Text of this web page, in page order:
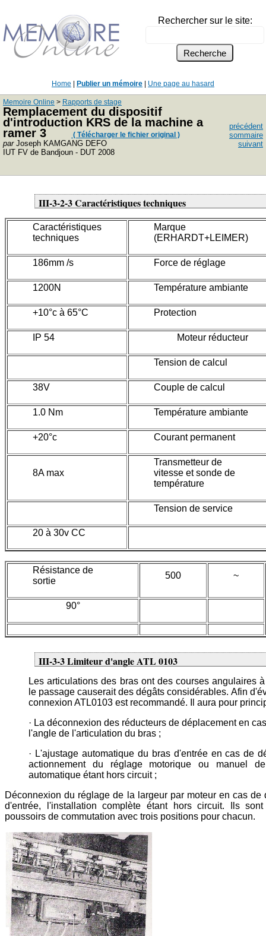
Rechercher sur le site:
Home Publier un mémoire Une page au hasard
Memoire Online > Rapports de stage
Remplacement du dispositif
d'introduction KRS de la machine a
ramer 3
( Télécharger le fichier original )
parJoseph KAMGANG DEFO
IUT FV de Bandjoun - DUT 2008
précédent
sommaire
suivant
III-3-2-3 Caractéristiques techniques
Caractéristiques
techniques
Marque
(ERHARDT+LEIMER)
186mm /s Force de réglage
1200N Température ambiante
+10°c à 65°C Protection
IP 54 Moteur réducteur
Tension de calcul
38V Couple de calcul
1.0 Nm Température ambiante
+20°c Courant permanent
8A max
Transmetteur de
vitesse et sonde de
température
Tension de service
20 à 30v CC
Résistance de
sortie
500 ~
90°
III-3-3 Limiteur d'angle ATL 0103
Les articulations des bras ont des courses angulaires
le passage causerait des dégâts considérables. Afin
connexion ATL0103 est recommandé. Il aura pour
· La déconnexion des réducteurs de déplacement en
l'angle de l'articulation du bras ;
· L'ajustage automatique du bras d'entrée en cas de
actionnement du réglage motorique ou manuel
automatique étant hors circuit ;
Déconnexion du réglage de la largeur par moteur en cas
d'entrée, l'installation complète étant hors circuit. Ils
poussoirs de commutation avec trois positions pour chacun.